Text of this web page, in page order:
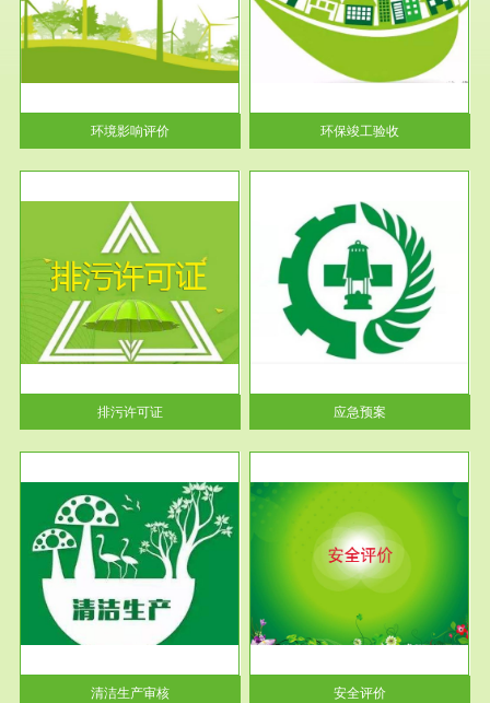
环境影响评价
环保竣工验收
根据《建设项目环境保护管理条
例》第十七条 编制环境影响报
告书、...
环保竣工验收
排污许可证
服务范围
应急预案
根据《中华人民共和国环境保护
法》第十九条 企业事业单位应
当按照...
应急预案
清洁生产审核
服务范围
安全评价
安全评价安全评价目的是查找、
分析和预测工程、系统、生产经
营活...
安全评价